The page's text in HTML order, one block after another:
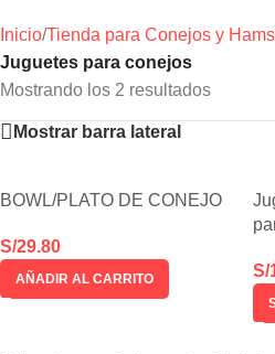
Inicio/Tienda para Conejos y
Juguetes para conejos
Mostrando los 2 resultados
Mostrar barra lateral
BOWL/PLATO DE CONEJO
S/29.80
AÑADIR AL CARRITO S/